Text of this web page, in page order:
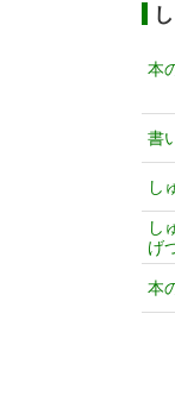
本
書
し
し
げ
本